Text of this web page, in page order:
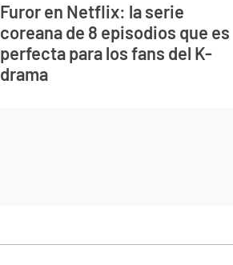
Furor en Netflix: la serie
coreana de 8 episodios que es
perfecta para los fans del K-
drama